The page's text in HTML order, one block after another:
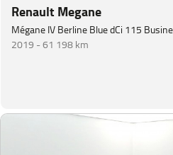
Renault Megane
Mégane IV Berline Blue dCi 115
2019 -61 198 km